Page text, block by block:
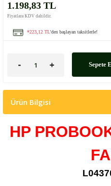
1.198,83 TL
Fiyatlara KDV dahildir.
*223,12 TL'den başlayan taksitlerle!
Sepete
Ürün Bilgisi
HP